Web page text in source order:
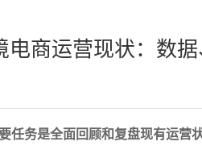
电商运营现状：数
任务是全面回顾和复盘现有运营